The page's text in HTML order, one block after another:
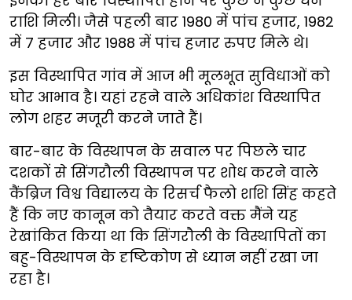
राशि मिली। जैसे पहली बार 1980 में पांच हजार, 1982
में 7 हजार और 1988 में पांच हजार रुपए मिले थे।
इस विस्थापित गांव में आज भी मूलभूत सुविधाओं को
घोर आभाव है। यहां रहने वाले अधिकांश विस्थापित
लोग शहर मजूरी करने जाते हैं।
बार-बार के विस्थापन के सवाल पर पिछले चार
दशकों से सिंगरौली विस्थापन पर शोध करने वाले
कैंब्रिज विश्व विद्यालय के रिसर्च फैलो शशि सिंह कहते
हैं कि नए कानून को तैयार करते वक्त मैंने यह
रेखांकित किया था कि सिंगरौली के विस्थापितों का
बहु-विस्थापन के दृष्टिकोण से ध्यान नहीं रखा जा
रहा है।